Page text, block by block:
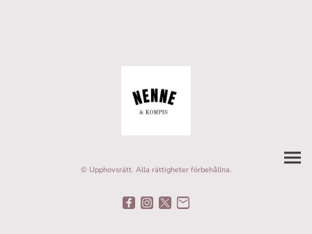
© Upphovsrätt. Alla rättigheter förbehållna.